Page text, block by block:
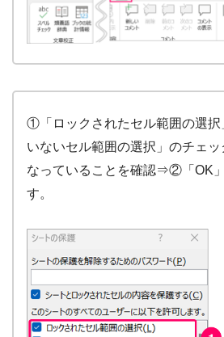
①「ロックされたセル範囲の選択
いないセル範囲の選択」のチェ
なっていることを確認⇒②「OK
す。